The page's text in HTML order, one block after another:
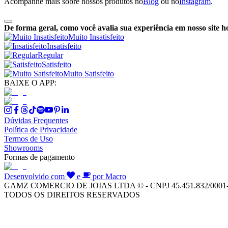
De forma geral, como você avalia sua experiência em nosso site
Muito Insatisfeito
Insatisfeito
Regular
Satisfeito
Muito Satisfeito
BAIXE O APP:
Dúvidas Frequentes
Política de Privacidade
Termos de Uso
Showrooms
Formas de pagamento
Desenvolvido com e
por Macro
GAMZ COMERCIO DE JOIAS LTDA © - CNPJ 45.451.832/
TODOS OS DIREITOS RESERVADOS